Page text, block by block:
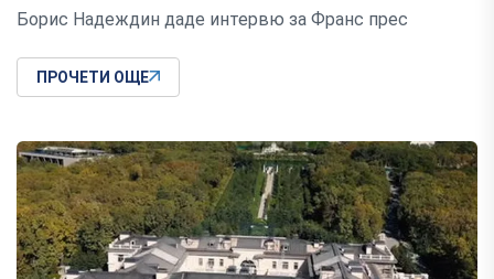
Борис Надеждин даде интервю за Франс прес
ПРОЧЕТИ ОЩЕ